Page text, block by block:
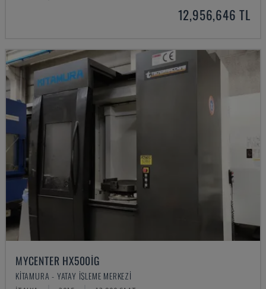
12,956,646 TL
MYCENTER HX500IG
KITAMURA - YATAY İŞLEME MERKEZI